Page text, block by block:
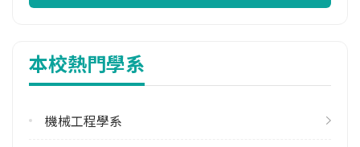
113學年度上學期
113學年度下學期
1
雙主修人數
本校熱門學系
機械工程學系